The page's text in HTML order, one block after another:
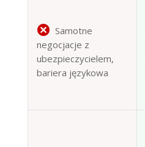
Samotne
negocjacje z
ubezpieczycielem,
bariera językowa